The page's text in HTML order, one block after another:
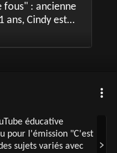
fous" : ancienne
ans, Cindy est
au collège
éducative
pour l'émission "C'est
sujets variés avec